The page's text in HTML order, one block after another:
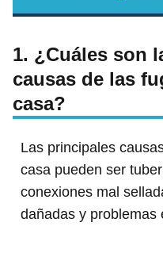
1. ¿Cuáles son
causas de las
casa?
Las principales
casa pueden ser
conexiones mal
dañadas y problemas